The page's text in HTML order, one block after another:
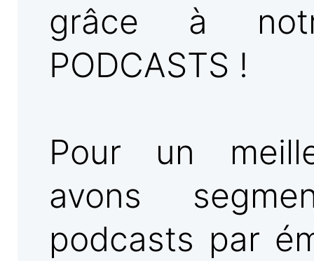
grâce à
PODCASTS !
Pour un
avons
podcasts par